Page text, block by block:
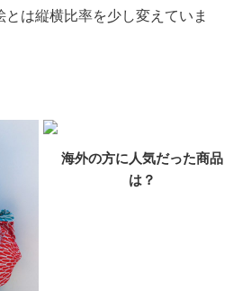
は縦横比率を少し変えていま
海外の方に人気だった商品
は？